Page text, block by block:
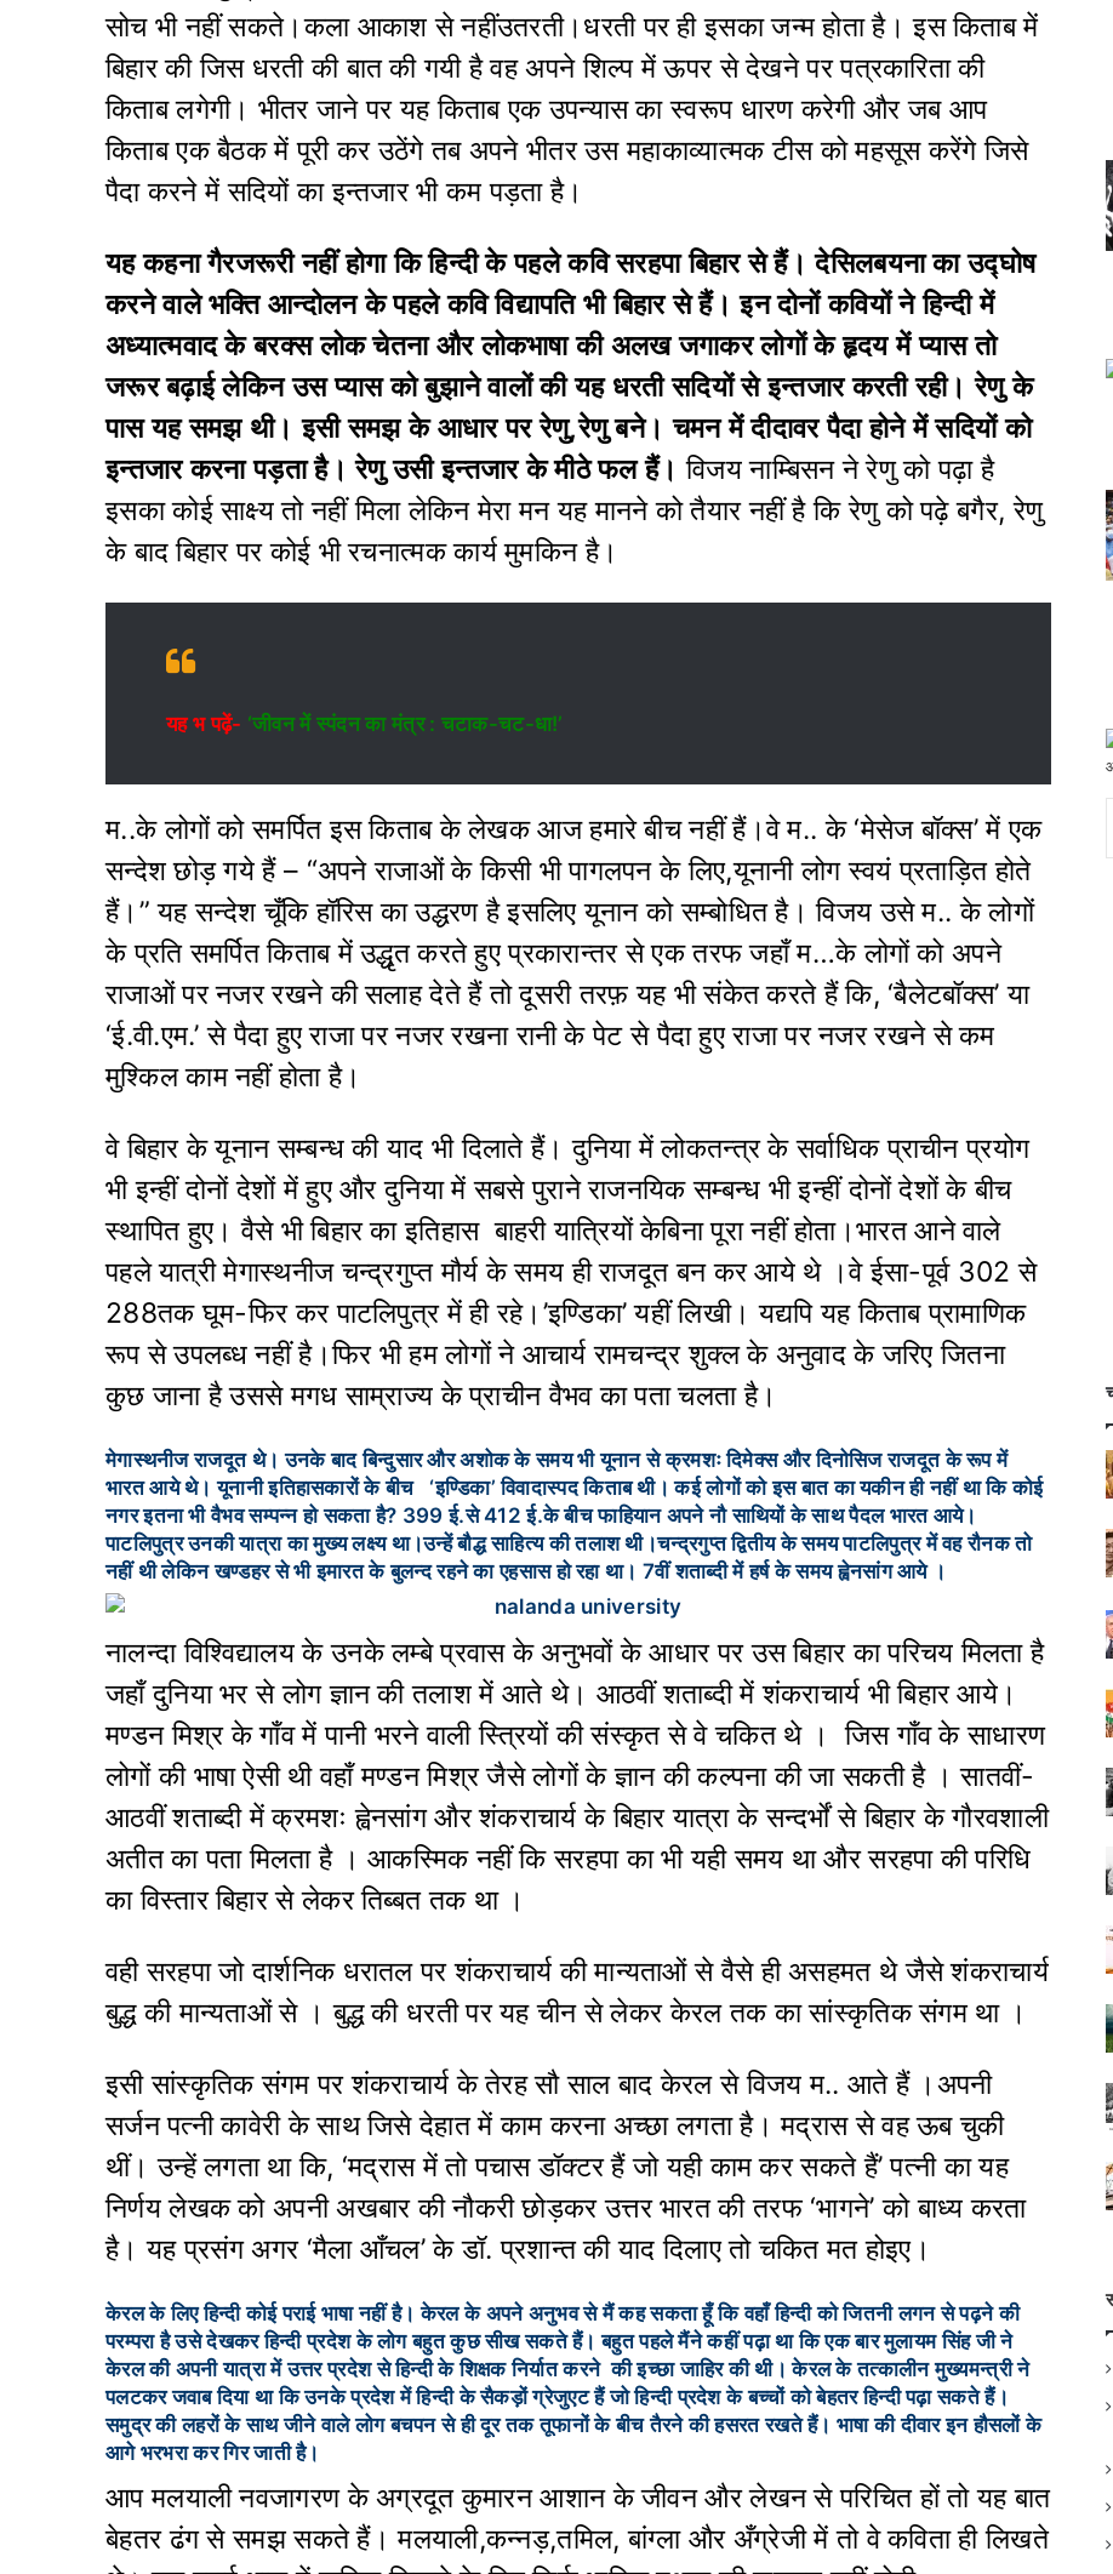
सोच भी नहीं सकते।कला आकाश से नहींउतरती।धरती पर ही इसका जन्म होता है। इस किताब में
बिहार की जिस धरती की बात की गयी है वह अपने शिल्प में ऊपर से देखने पर पत्रकारिता की
किताब लगेगी। भीतर जाने पर यह किताब एक उपन्यास का स्वरूप धारण करेगी और जब आप
किताब एक बैठक में पूरी कर उठेंगे तब अपने भीतर उस महाकाव्यात्मक टीस को महसूस करेंगे जिसे
पैदा करने में सदियों का इन्तजार भी कम पड़ता है।
यह कहना गैरजरूरी नहीं होगा कि हिन्दी के पहले कवि सरहपा बिहार से हैं। देसिलबयना का उद्घोष
करने वाले भक्ति आन्दोलन के पहले कवि विद्यापति भी बिहार से हैं। इन दोनों कवियों ने हिन्दी में
अध्यात्मवाद के बरक्स लोक चेतना और लोकभाषा की अलख जगाकर लोगों के हृदय में प्यास तो
जरूर बढ़ाई लेकिन उस प्यास को बुझाने वालों की यह धरती सदियों से इन्तजार करती रही। रेणु के
पास यह समझ थी। इसी समझ के आधार पर रेणु,रेणु बने। चमन में दीदावर पैदा होने में सदियों को
इन्तजार करना पड़ता है। रेणु उसी इन्तजार के मीठे फल हैं।विजय नाम्बिसन ने रेणु को पढ़ा है
इसका कोई साक्ष्य तो नहीं मिला लेकिन मेरा मन यह मानने को तैयार नहीं है कि रेणु को पढ़े बगैर, रेणु
के बाद बिहार पर कोई भी रचनात्मक कार्य मुमकिन है।
यह भ पढ़ें- ‘जीवन में स्पंदन का मंत्र : चटाक-चट-धा!’
म..के लोगों को समर्पित इस किताब के लेखक आज हमारे बीच नहीं हैं।वे म.. के ‘मेसेज बॉक्स’ में एक
सन्देश छोड़ गये हैं – “अपने राजाओं के किसी भी पागलपन के लिए,यूनानी लोग स्वयं प्रताड़ित होते
हैं।” यह सन्देश चूँकि हॉरिस का उद्धरण है इसलिए यूनान को सम्बोधित है। विजय उसे म.. के लोगों
के प्रति समर्पित किताब में उद्धृत करते हुए प्रकारान्तर से एक तरफ जहाँ म…के लोगों को अपने
राजाओं पर नजर रखने की सलाह देते हैं तो दूसरी तरफ़ यह भी संकेत करते हैं कि, ‘बैलेटबॉक्स’ या
‘ई.वी.एम.’ से पैदा हुए राजा पर नजर रखना रानी के पेट से पैदा हुए राजा पर नजर रखने से कम
मुश्किल काम नहीं होता है।
वे बिहार के यूनान सम्बन्ध की याद भी दिलाते हैं। दुनिया में लोकतन्त्र के सर्वाधिक प्राचीन प्रयोग
भी इन्हीं दोनों देशों में हुए और दुनिया में सबसे पुराने राजनयिक सम्बन्ध भी इन्हीं दोनों देशों के बीच
स्थापित हुए। वैसे भी बिहार का इतिहास बाहरी यात्रियों केबिना पूरा नहीं होता।भारत आने वाले
पहले यात्री मेगास्थनीज चन्द्रगुप्त मौर्य के समय ही राजदूत बन कर आये थे ।वे ईसा-पूर्व 302 से
288तक घूम-फिर कर पाटलिपुत्र में ही रहे।’इण्डिका’ यहीं लिखी। यद्यपि यह किताब प्रामाणिक
रूप से उपलब्ध नहीं है।फिर भी हम लोगों ने आचार्य रामचन्द्र शुक्ल के अनुवाद के जरिए जितना
कुछ जाना है उससे मगध साम्राज्य के प्राचीन वैभव का पता चलता है।
मेगास्थनीज राजदूत थे। उनके बाद बिन्दुसार और अशोक के समय भी यूनान से क्रमशः दिमेक्स और दिनोसिज राजदूत के रूप में
भारत आये थे। यूनानी इतिहासकारों के बीच ‘इण्डिका’ विवादास्पद किताब थी। कई लोगों को इस बात का यकीन ही नहीं था कि कोई
नगर इतना भी वैभव सम्पन्न हो सकता है? 399 ई.से 412 ई.के बीच फाहियान अपने नौ साथियों के साथ पैदल भारत आये।
पाटलिपुत्र उनकी यात्रा का मुख्य लक्ष्य था।उन्हें बौद्ध साहित्य की तलाश थी।चन्द्रगुप्त द्वितीय के समय पाटलिपुत्र में वह रौनक तो
नहीं थी लेकिन खण्डहर से भी इमारत के बुलन्द रहने का एहसास हो रहा था। 7वीं शताब्दी में हर्ष के समय ह्वेनसांग आये ।
नालन्दा विश्विद्यालय के उनके लम्बे प्रवास के अनुभवों के आधार पर उस बिहार का परिचय मिलता है
जहाँ दुनिया भर से लोग ज्ञान की तलाश में आते थे। आठवीं शताब्दी में शंकराचार्य भी बिहार आये।
मण्डन मिश्र के गाँव में पानी भरने वाली स्त्रियों की संस्कृत से वे चकित थे । जिस गाँव के साधारण
लोगों की भाषा ऐसी थी वहाँ मण्डन मिश्र जैसे लोगों के ज्ञान की कल्पना की जा सकती है । सातवीं-
आठवीं शताब्दी में क्रमशः ह्वेनसांग और शंकराचार्य के बिहार यात्रा के सन्दर्भों से बिहार के गौरवशाली
अतीत का पता मिलता है । आकस्मिक नहीं कि सरहपा का भी यही समय था और सरहपा की परिधि
का विस्तार बिहार से लेकर तिब्बत तक था ।
वही सरहपा जो दार्शनिक धरातल पर शंकराचार्य की मान्यताओं से वैसे ही असहमत थे जैसे शंकराचार्य
बुद्ध की मान्यताओं से । बुद्ध की धरती पर यह चीन से लेकर केरल तक का सांस्कृतिक संगम था ।
इसी सांस्कृतिक संगम पर शंकराचार्य के तेरह सौ साल बाद केरल से विजय म.. आते हैं ।अपनी
सर्जन पत्नी कावेरी के साथ जिसे देहात में काम करना अच्छा लगता है। मद्रास से वह ऊब चुकी
थीं। उन्हें लगता था कि, ‘मद्रास में तो पचास डॉक्टर हैं जो यही काम कर सकते हैं’ पत्नी का यह
निर्णय लेखक को अपनी अखबार की नौकरी छोड़कर उत्तर भारत की तरफ ‘भागने’ को बाध्य करता
है। यह प्रसंग अगर ‘मैला आँचल’ के डॉ. प्रशान्त की याद दिलाए तो चकित मत होइए।
केरल के लिए हिन्दी कोई पराई भाषा नहीं है। केरल के अपने अनुभव से मैं कह सकता हूँ कि वहाँ हिन्दी को जितनी लगन से पढ़ने की
परम्परा है उसे देखकर हिन्दी प्रदेश के लोग बहुत कुछ सीख सकते हैं। बहुत पहले मैंने कहीं पढ़ा था कि एक बार मुलायम सिंह जी ने
केरल की अपनी यात्रा में उत्तर प्रदेश से हिन्दी के शिक्षक निर्यात करने की इच्छा जाहिर की थी। केरल के तत्कालीन मुख्यमन्त्री ने
पलटकर जवाब दिया था कि उनके प्रदेश में हिन्दी के सैकड़ों ग्रेजुएट हैं जो हिन्दी प्रदेश के बच्चों को बेहतर हिन्दी पढ़ा सकते हैं।
समुद्र की लहरों के साथ जीने वाले लोग बचपन से ही दूर तक तूफानों के बीच तैरने की हसरत रखते हैं। भाषा की दीवार इन हौसलों के
आगे भरभरा कर गिर जाती है।
आप मलयाली नवजागरण के अग्रदूत कुमारन आशान के जीवन और लेखन से परिचित हों तो यह बात
बेहतर ढंग से समझ सकते हैं। मलयाली,कन्नड़,तमिल, बांग्ला और अँग्रेजी में तो वे कविता ही लिखते